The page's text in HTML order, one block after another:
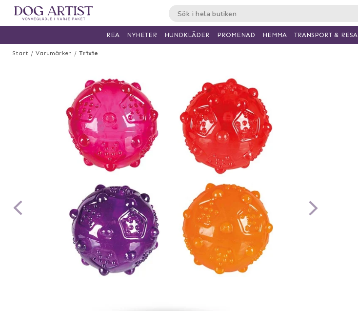
Start Varumärken Trixie
REA NYHETER HUNDKLÄDER PROMENAD HEMMA TRANSPORT & RESA